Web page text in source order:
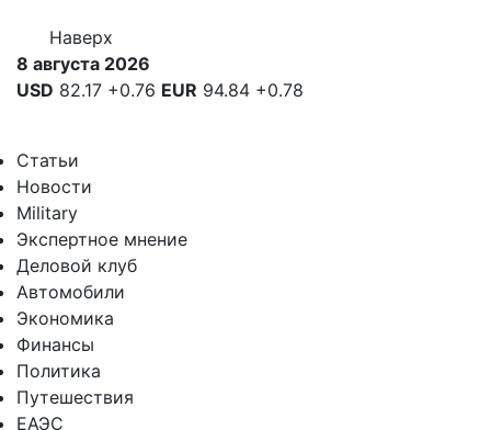
Наверх
8 августа 2026
USD 82.17 +0.76 EUR 94.84 +0.78
Статьи
Новости
Military
Экспертное мнение
Деловой клуб
Автомобили
Экономика
Финансы
Политика
Путешествия
ЕАЭС